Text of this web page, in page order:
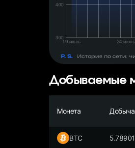
P. S. История по сети:
Добываемые
Монета
BTC